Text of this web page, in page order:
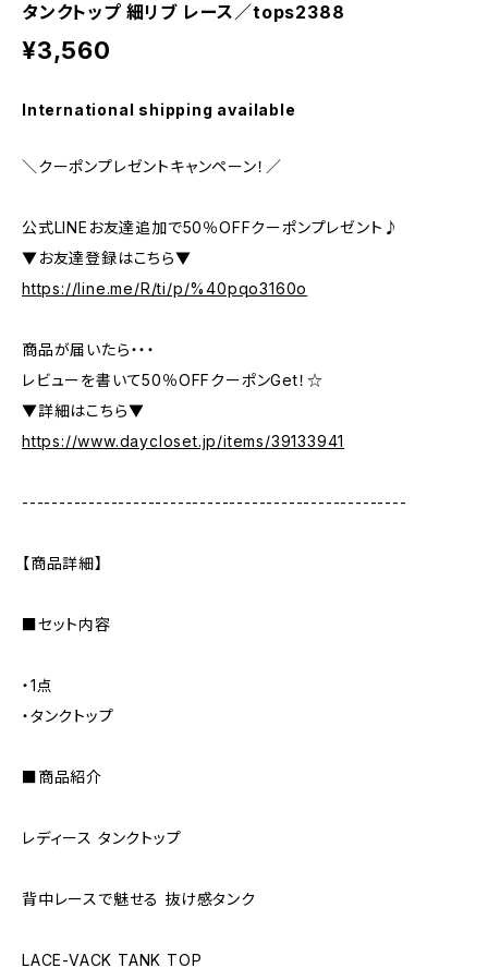
タンクトップ 細リブ レース／tops2388
¥3,560
International shipping available
＼クーポンプレゼントキャンペーン！／
公式LINEお友達追加で50％OFFクーポンプレゼント♪
▼お友達登録はこちら▼
https://line.me/R/ti/p/%40pqo3160o
商品が届いたら・・・
レビューを書いて50％OFFクーポンGet！☆
▼詳細はこちら▼
https://www.daycloset.jp/items/39133941
----------------------------------------------------
【商品詳細】
■セット内容
・1点
・タンクトップ
■商品紹介
レディース タンクトップ
背中レースで魅せる 抜け感タンク
LACE-VACK TANK TOP